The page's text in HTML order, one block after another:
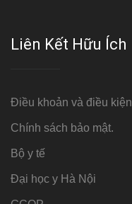
Liên Kết Hữu Ích
Điều khoản và điều kiện
Chính sách bảo mật.
Bộ y tế
Đại học y Hà Nội